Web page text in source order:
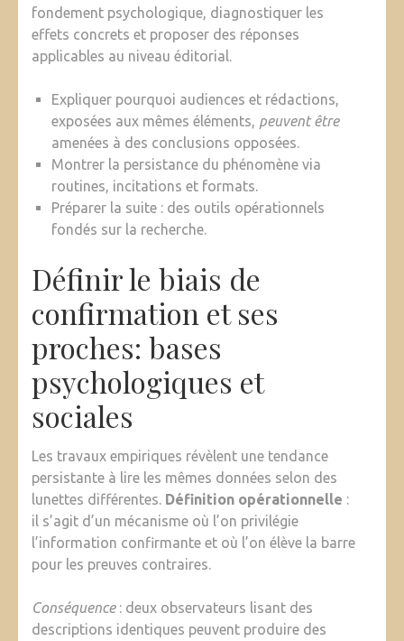
fondement psychologique, diagnostiquer les
effets concrets et proposer des réponses
applicables au niveau éditorial.
Expliquer pourquoi audiences et rédactions,
exposées aux mêmes éléments, peuvent être
amenées à des conclusions opposées.
Montrer la persistance du phénomène via
routines, incitations et formats.
Préparer la suite : des outils opérationnels
fondés sur la recherche.
Définir le biais de
confirmation et ses
proches: bases
psychologiques et
sociales
Les travaux empiriques révèlent une tendance
persistante à lire les mêmes données selon des
lunettes différentes. Définition opérationnelle :
il s’agit d’un mécanisme où l’on privilégie
l’information confirmante et où l’on élève la barre
pour les preuves contraires.
Conséquence: deux observateurs lisant des
descriptions identiques peuvent produire des